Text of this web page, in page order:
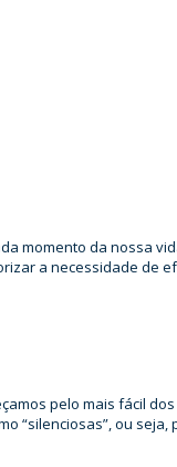
momento da nossa
a necessidade
pelo mais fácil
“silenciosas”, ou